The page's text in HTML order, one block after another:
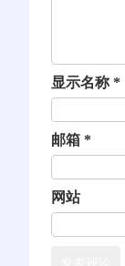
显示名称 *
邮箱 *
网站